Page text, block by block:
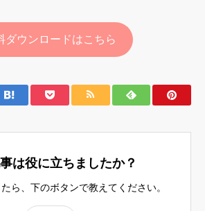
ダウンロードはこちら
は役に立ちましたか？
ら、下のボタンで教えてください。